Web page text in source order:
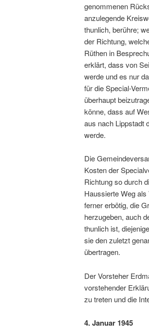
genommenen
anzulegende
thunlich, berühre;
der Richtung,
Rüthen in
erklärt, dass von
werde und es nur
für die Special-
überhaupt
könne, dass auf
aus nach Lippstadt
werde.
Die
Kosten der
Richtung so durch
Haussierte Weg
ferner erbötig, die
herzugeben, auch
thunlich ist,
sie den zuletzt
übertragen.
Der Vorsteher
vorstehender
zu treten und die
4. Januar 1945